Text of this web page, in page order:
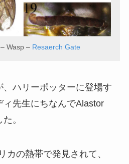
Wasp – Resaerch Gate
ハリーポッターに登場す
ィ先生にちなんでAlastor
。
カの熱帯で発見されて、